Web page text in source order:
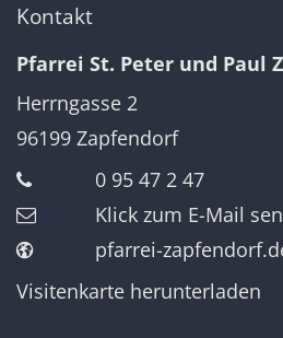
Kontakt
Pfarrei St. Peter und Paul
Herrngasse 2
96199 Zapfendorf
0 95 47 2 47
Klick zum E-Mail
pfarrei-
Visitenkarte herunterladen